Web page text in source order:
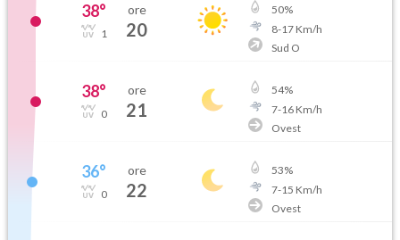
38°
1
ore
20
50%
8-17Km/h
Sud O
38°
0
ore
21
54%
7-16Km/h
Ovest
36°
0
ore
22
53%
7-15 Km/h
Ovest